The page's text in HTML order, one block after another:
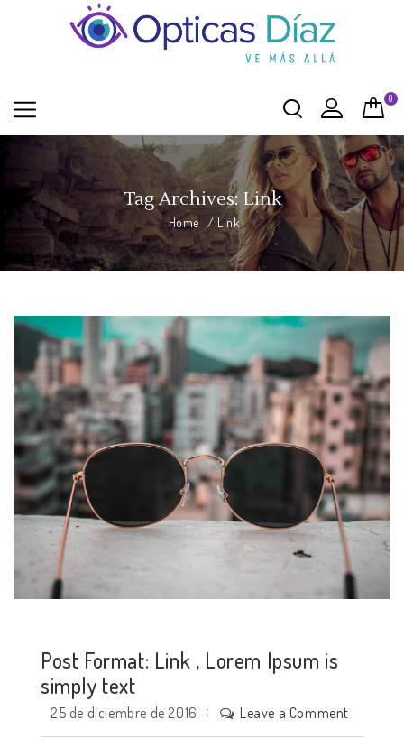
0
Tag Archives: Link
Home / Link
Post Format: Link , Lorem Ipsum is
simply text
25 de diciembre de 2016 Leave a Comment